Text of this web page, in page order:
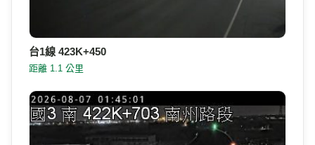
台1線 423K+450
距離 1.1 公里